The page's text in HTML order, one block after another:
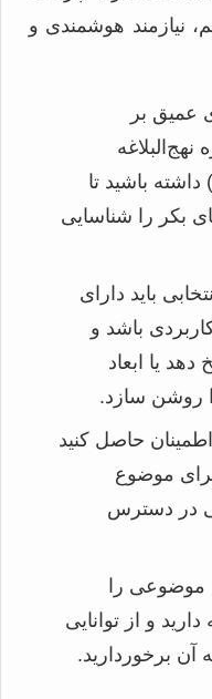
نیازمند هوشمندی و
عمیق بر
داشته باشید تا
بکر را شناسایی
باید دارای
باشد و
دهد یا ابعاد
را روشن سازد.
اطمینان حاصل کنید
موضوع
در دسترس
موضوعی را
و از توانایی
آن برخوردارید.